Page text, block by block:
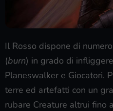
Il Rosso dispone di
(burn) in grado di
Planeswalker e Giocatori.
terre ed artefatti con un
rubare Creature altrui fino